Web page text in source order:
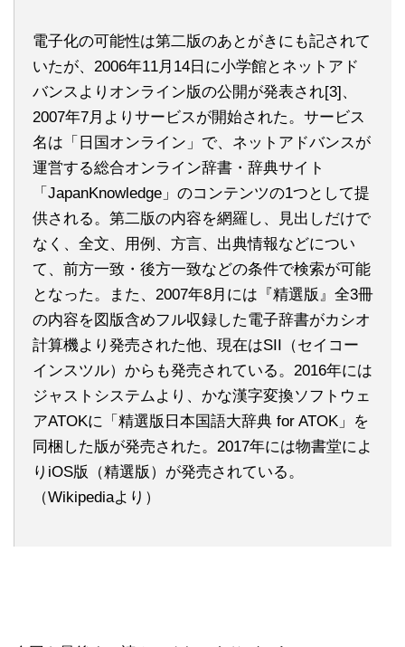
電子化の可能性は第二版のあとがきにも記されて
いたが、2006年11月14日に小学館とネットアド
バンスよりオンライン版の公開が発表され[3]、
2007年7月よりサービスが開始された。サービス
名は「日国オンライン」で、ネットアドバンスが
運営する総合オンライン辞書・辞典サイト
「JapanKnowledge」のコンテンツの1つとして提
供される。第二版の内容を網羅し、見出しだけで
なく、全文、用例、方言、出典情報などについ
て、前方一致・後方一致などの条件で検索が可能
となった。また、2007年8月には『精選版』全3冊
の内容を図版含めフル収録した電子辞書がカシオ
計算機より発売された他、現在はSII（セイコー
インスツル）からも発売されている。2016年には
ジャストシステムより、かな漢字変換ソフトウェ
アATOKに「精選版日本国語大辞典 for ATOK」を
同梱した版が発売された。2017年には物書堂によ
りiOS版（精選版）が発売されている。
（Wikipediaより）